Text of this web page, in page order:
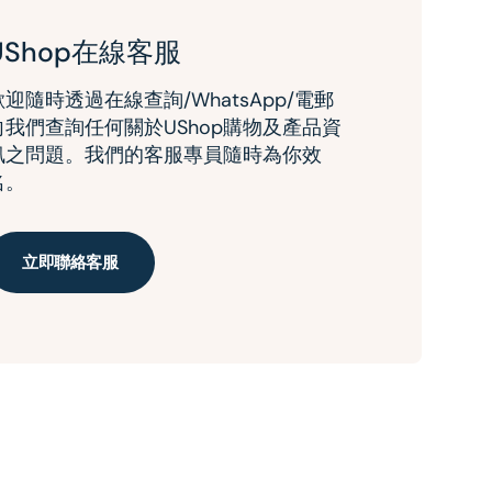
在線客服
迎隨時透過在線查詢/WhatsApp/電郵
我們查詢任何關於UShop購物及產品資
之問題。我們的客服專員隨時為你效
立即聯絡客服